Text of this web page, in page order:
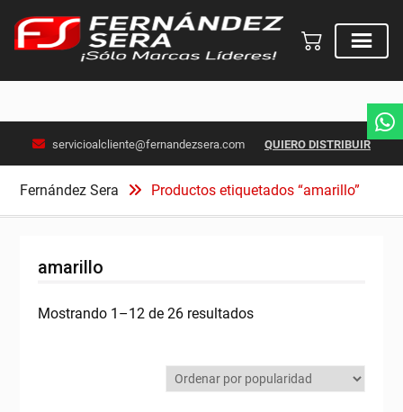
servicioalcliente@fernandezsera.com QUIERO DISTRIBUIR
Fernández Sera Productos etiquetados “amarillo”
amarillo
Mostrando 1–12 de 26 resultadosOrdenado